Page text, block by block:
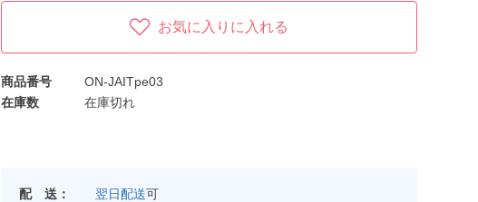
お気に入りに入れる
商品番号
ON-JAITpe03
在庫数
在庫切れ
配 送： 翌日配送可